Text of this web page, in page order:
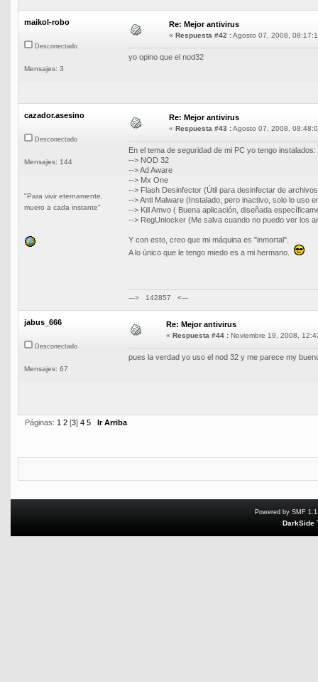
maikol-robo
Desconectado
Mensajes: 3
Re: Mejor antivirus
« Respuesta #42 :Agosto 07, 2008,
yo opino que el nod32
cazador.asesino
Desconectado
Mensajes: 144
"Para vivir eternamente,
muero a cada instante"
Re: Mejor antivirus
« Respuesta #43 :Agosto 07, 2008,
En el tema de seguridad de mi PC yo tengo instalados:
--> NOD 32
--> Ad Aware
--> Mx One
--> Flash Desinfector (Útil para desinfectar de
--> Anti Malware (Instalado, pero inactivo, solo lo uso
--> Kill Amvo ( Buena aplicación, diseñada
--> RegUnlocker (Me salva cuando no puedo ver los
Y con esto, creo que mi máquina es "inmortal".
A lo único que le tengo miedo es a mi hermano.
---> 142857 <---
jabus_666
Desconectado
Mensajes: 67
Re: Mejor antivirus
« Respuesta #44 : Noviembre 19, 2008,
pues la verdad yo uso el nod 32 y me parece my
Páginas: 1 2 [3] 4 5 Ir Arriba
Powered by SMF
DarkSide